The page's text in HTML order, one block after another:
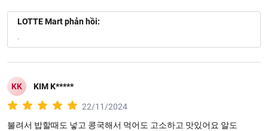
LOTTE Mart phản hồi:
.
KK KIM K*****
22/11/2024
불려서 밥할때도 넣고 콩국해서 먹어도 고소하고 맛있어요 알도